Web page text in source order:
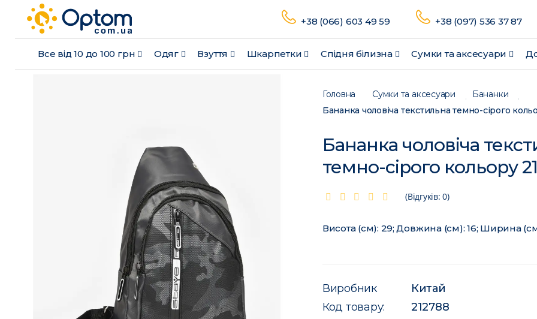
Все від 10 до 100 грн Одяг Взуття Шкарпетки Спідня білизна Сумки та аксесуари
+38 (066) 603 49 59 +38 (097) 536 37 87
Головна Сумки та аксесуари
Бананки
Бананка чоловіча текстильна темно-сірого
Бананка чоловіча
темно-сірого кольору
(Відгуків: 0)
Висота (см): 29; Довжина (см): 16; Ширина
Виробник
Китай
Код товару:
212788